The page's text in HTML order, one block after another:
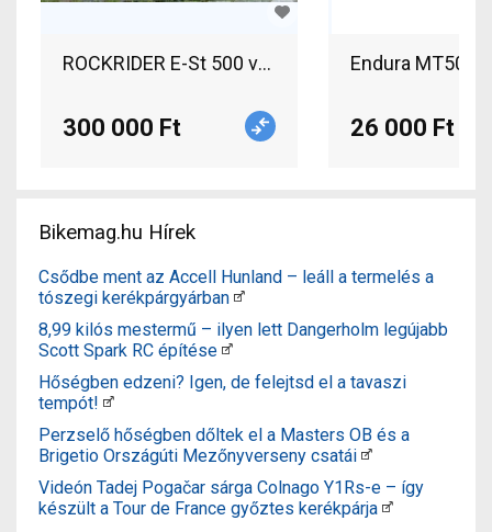
ROCKRIDER E-St 500 v2 Elektromos Mountain
300 000 Ft 26 000 Ft
Bikemag.hu Hírek
Csődbe ment az Accell Hunland – leáll a termelés a
tószegi kerékpárgyárban
8,99 kilós mestermű – ilyen lett Dangerholm legújabb
Scott Spark RC építése
Hőségben edzeni? Igen, de felejtsd el a tavaszi
tempót!
Perzselő hőségben dőltek el a Masters OB és a
Brigetio Országúti Mezőnyverseny csatái
Videón Tadej Pogačar sárga Colnago Y1Rs-e – így
készült a Tour de France győztes kerékpárja